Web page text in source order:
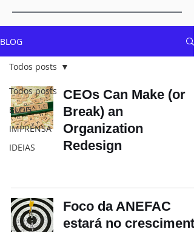
BLOG
Todos posts
BLOG
IMPRENSA
IDEIAS
Todos posts
CEOs Can Make (or
Break) an
Organization
Redesign
Foco da ANEFAC
estará no